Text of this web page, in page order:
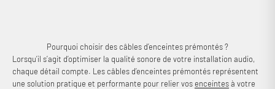
Pourquoi choisir des câbles d’enceintes prémontés ?
Lorsqu’il s’agit d’optimiser la qualité sonore de votre installation audio,
chaque détail compte. Les câbles d’enceintes prémontés représentent
une solution pratique et performante pour relier vos enceintesà votre